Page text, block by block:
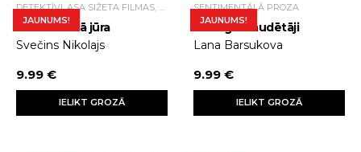
JAUNUMS!
Karstā Baltā jūra
Svečins Nikolajs
9.99 €
IELIKT GROZĀ
JAUNUMS!
SENTIMENTĀLĀ PROZA
Laimīgie zaudētāji
Lana Barsukova
9.99 €
IELIKT GROZĀ